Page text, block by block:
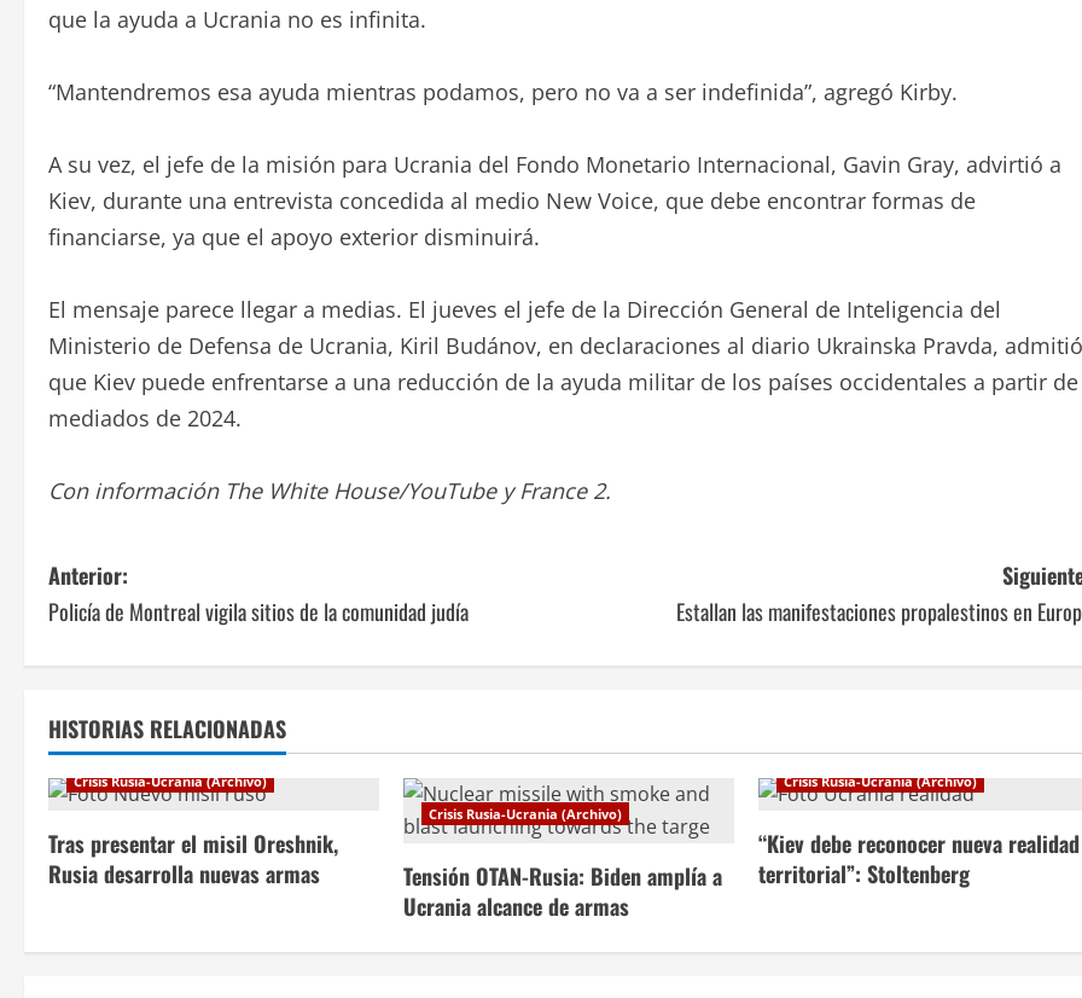
que la ayuda a Ucrania no es infinita.
“Mantendremos esa ayuda mientras podamos, pero no va a ser indefinida”, agregó Kirby.
A su vez, el jefe de la misión para Ucrania del Fondo Monetario Internacional, Gavin Gray, advirtió a
Kiev, durante una entrevista concedida al medio New Voice, que debe encontrar formas de
financiarse, ya que el apoyo exterior disminuirá.
El mensaje parece llegar a medias. El jueves el jefe de la Dirección General de Inteligencia del
Ministerio de Defensa de Ucrania, Kiril Budánov, en declaraciones al diario Ukrainska Pravda, admitió
que Kiev puede enfrentarse a una reducción de la ayuda militar de los países occidentales a partir de
mediados de 2024.
Con información The White House/YouTube y France 2.
N
a
v
e
g
a
c
Anterior:
Policía de Montreal vigila sitios de la comunidad judía
Estallan las manifestaciones propalestinos en
HISTORIAS RELACIONADAS
Crisis Rusia-Ucrania (Archivo)
Tras presentar el misil Oreshnik,
Rusia desarrolla nuevas armas
Crisis Rusia-Ucrania (Archivo)
Tensión OTAN-Rusia: Biden amplía a
Ucrania alcance de armas
Crisis Rusia-Ucrania (Archivo)
“Kiev debe reconocer nueva realidad
territorial”: Stoltenberg